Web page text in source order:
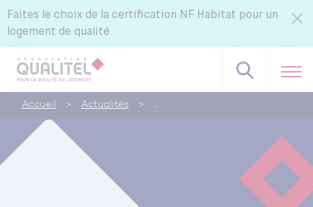
Faites le choix de la certification NF Habitat pour un
logement de qualité
Référentiels NF Habitat - NF Habitat HQE
Tous nos labels et services
Accueil > Actualités >